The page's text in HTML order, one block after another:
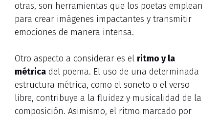
otras, son herramientas que los poetas emplean
para crear imágenes impactantes y transmitir
emociones de manera intensa.
Otro aspecto a considerar es el ritmo y la
métrica del poema. El uso de una determinada
estructura métrica, como el soneto o el verso
libre, contribuye a la fluidez y musicalidad de la
composición. Asimismo, el ritmo marcado por